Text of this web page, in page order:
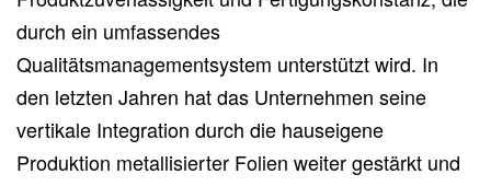
durch ein umfassendes
Qualitätsmanagementsystem unterstützt wird. In
den letzten Jahren hat das Unternehmen seine
vertikale Integration durch die hauseigene
Produktion metallisierter Folien weiter gestärkt und